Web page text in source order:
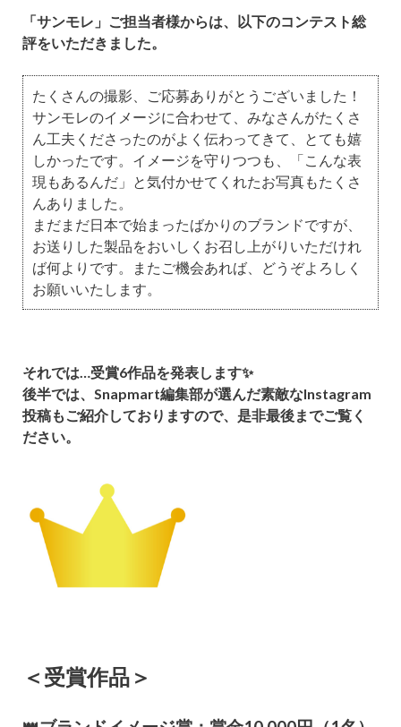
「サンモレ 」ご担当者様からは、以下のコンテスト総
評をいただきました。
たくさんの撮影、ご応募ありがとうございました！
サンモレのイメージに合わせて、みなさんがたくさ
ん工夫くださったのがよく伝わってきて、とても嬉
しかったです。イメージを守りつつも、「こんな表
現もあるんだ」と気付かせてくれたお写真もたくさ
んありました。
まだまだ日本で始まったばかりのブランドですが、
お送りした製品をおいしくお召し上がりいただけれ
ば何よりです。またご機会あれば、どうぞよろしく
お願いいたします。
それでは… 受賞6作品を発表します✨
後半では、Snapmart編集部が選んだ素敵なInstagram
投稿もご紹介しておりますので、是非最後までご覧く
ださい。
＜受賞作品＞